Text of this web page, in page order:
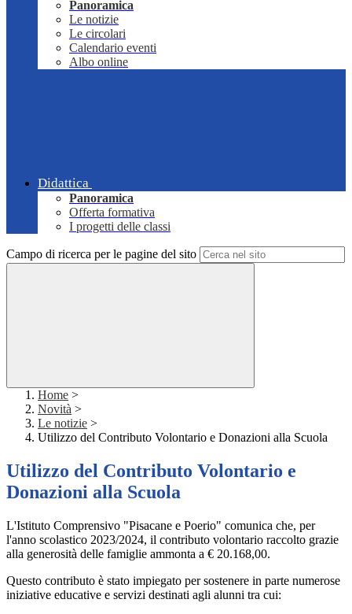
Panoramica
Le notizie
Le circolari
Calendario eventi
Albo online
Didattica
Panoramica
Offerta formativa
I progetti delle classi
Campo di ricerca per le pagine del sito
Home >
Novità >
Le notizie >
Utilizzo del Contributo Volontario e Donazioni alla Scuola
Utilizzo del Contributo Volontario e
Donazioni alla Scuola
L'Istituto Comprensivo "Pisacane e Poerio" comunica che, per
l'anno scolastico 2023/2024, il contributo volontario raccolto grazie
alla generosità delle famiglie ammonta a € 20.168,00.
Questo contributo è stato impiegato per sostenere in parte numerose
iniziative educative e servizi destinati agli alunni tra cui: